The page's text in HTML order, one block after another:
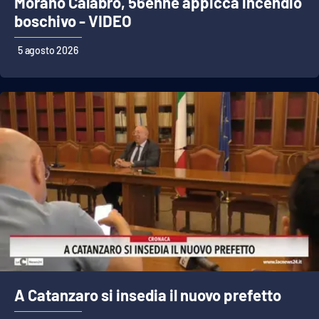
boschivo - VIDEO
5 agosto 2026
A Catanzaro si insedia il nuovo prefetto